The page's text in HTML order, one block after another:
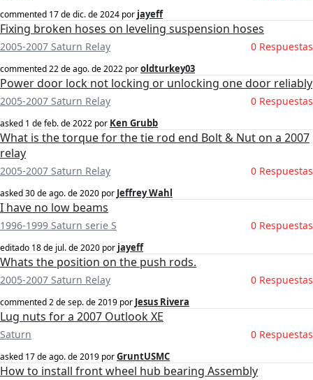
commented 17 de dic. de 2024 por jayeff
Fixing broken hoses on leveling suspension hoses
2005-2007 Saturn Relay 0 Respuestas
commented22 de ago. de 2022 poroldturkey03
Power door lock not locking or unlocking one door reliably
2005-2007 Saturn Relay 0 Respuestas
asked 1 de feb. de 2022 por Ken Grubb
What is the torque for the tie rod end Bolt & Nut on a 2007
relay
2005-2007 Saturn Relay 0 Respuestas
asked30 de ago. de 2020 por Jeffrey Wahl
I have no low beams
1996-1999 Saturn serie S 0 Respuestas
editado 18 de jul. de 2020 por jayeff
Whats the position on the push rods.
2005-2007 Saturn Relay 0 Respuestas
commented2 de sep. de 2019 por Jesus Rivera
Lug nuts for a 2007 Outlook XE
Saturn 0 Respuestas
asked 17 de ago. de 2019 porGruntUSMC
How to install front wheel hub bearing Assembly